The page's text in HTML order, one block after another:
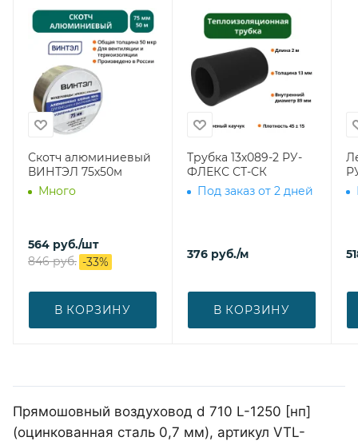
Скотч алюминиевый
ВИНТЭЛ 75х50м
Много
564 руб./шт
846руб. -33%
В КОРЗИНУ
Трубка 13х089-2 РУ-
ФЛЕКС СТ-СК
Под заказ от 2 дней
376 руб./м
В КОРЗИНУ
Прямошовный воздуховод d 710 L-1250 [нп]
(оцинкованная сталь 0,7 мм), артикул VTL-